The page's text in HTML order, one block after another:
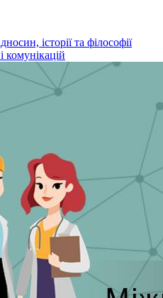
історії та філософії
комунікацій